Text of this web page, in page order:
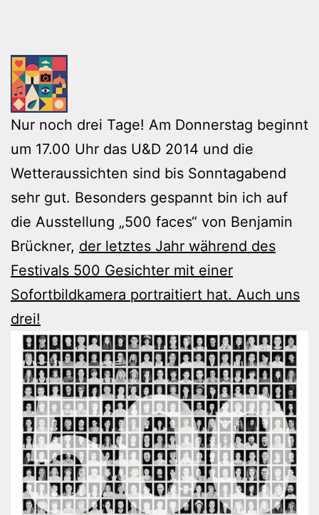
Nur noch drei Tage! Am Donnerstag beginnt
um 17.00 Uhr das U&D 2014 und die
Wetteraussichten sind bis Sonntagabend
sehr gut. Besonders gespannt bin ich auf
die Ausstellung „500 faces“ von Benjamin
Brückner, der letztes Jahr während des
Festivals 500 Gesichter mit einer
Sofortbildkamera portraitiert hat. Auch uns
drei!